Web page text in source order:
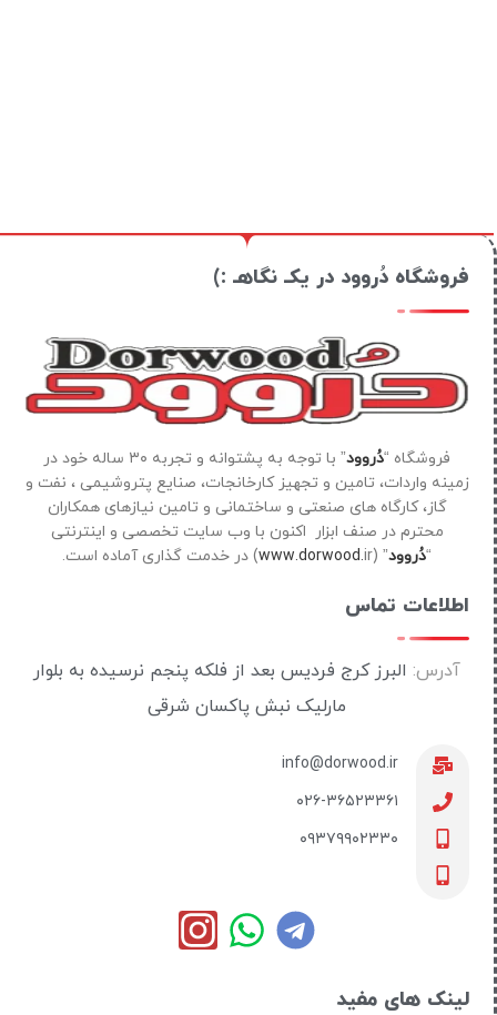
فروشگاه دُروود در یکـ نگاهـ :)
فروشگاه “دُروود
” با توجه به پشتوانه و تجربه ۳۰ ساله خود در
زمینه واردات، تامین و تجهیز کارخانجات، صنایع پتروشیمی ، نفت و
گاز، کارگاه های صنعتی و ساختمانی و تامین نیازهای همکاران
محترم در صنف ابزار اکنون با وب سایت تخصصی و اینترنتی
“دُروود” (
www.dorwood.ir) در خدمت گذاری آماده است.
اطلاعات تماس
آدرس: البرز کرج فردیس بعد از فلکه پنجم نرسیده به بلوار
مارلیک نبش پاکسان شرقی
info@dorwood.ir
۰۲۶-۳۶۵۲۳۳۶۱
۰۹۳۷۹۹۰۲۳۳۰
لینک های مفید